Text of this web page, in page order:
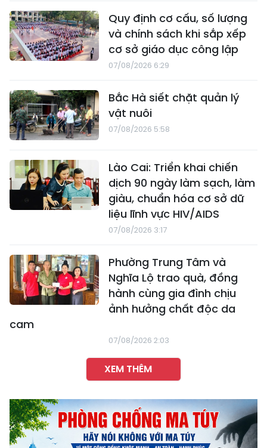
Quy định cơ cấu, số lượng
và chính sách khi sắp xếp
cơ sở giáo dục công lập
07/08/2026 6:29
Bắc Hà siết chặt quản lý
vật nuôi
07/08/2026 5:58
Lào Cai: Triển khai chiến
dịch 90 ngày làm sạch, làm
giàu, chuẩn hóa cơ sở dữ
liệu lĩnh vực HIV/AIDS
07/08/2026 3:17
Phường Trung Tâm và
Nghĩa Lộ trao quà, đồng
hành cùng gia đình chịu
ảnh hưởng chất độc da
cam
07/08/2026 2:03
XEM THÊM